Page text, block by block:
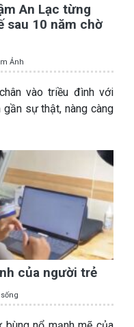
An Lạc từng
sau 10 năm chờ
Ảnh
vào triều đình với
sự thật, nàng càng
của người trẻ